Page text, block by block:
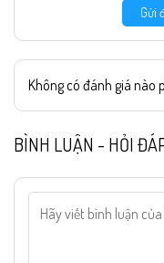
Gửi
Không có đánh giá nào
BÌNH LUẬN - HỎI